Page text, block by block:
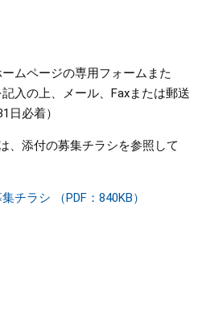
ページの専用フォームまた
入の上、メール、Faxまたは郵送
日必着）
、添付の募集チラシを参照して
チラシ （PDF：840KB）